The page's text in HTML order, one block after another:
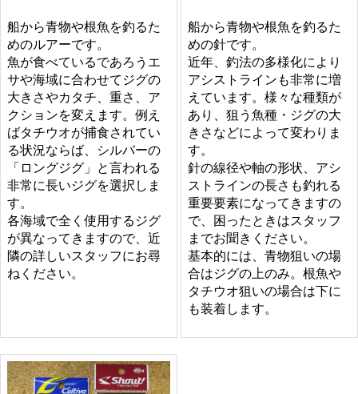
船から青物や根魚を釣るた
めのルアーです。
魚が食べているであろうエ
サや海域に合わせてジグの
大きさやカタチ、重さ、ア
クションを変えます。例え
ばタチウオが捕食されてい
る状況ならば、シルバーの
「ロングジグ」と言われる
非常に長いジグを選択しま
す。
各海域で全く使用するジグ
が異なってきますので、近
隣の詳しいスタッフにお尋
ねください。
船から青物や根魚を釣るた
めの針です。
近年、釣法の多様化により
アシストラインも非常に増
えています。様々な種類が
あり、狙う魚種・ジグの大
きさなどによって変わりま
す。
針の線径や軸の形状、アシ
ストラインの長さも釣れる
重要要素になってきますの
で、困ったときはスタッフ
までお聞きください。
基本的には、青物狙いの場
合はジグの上のみ。根魚や
タチウオ狙いの場合は下に
も装着します。